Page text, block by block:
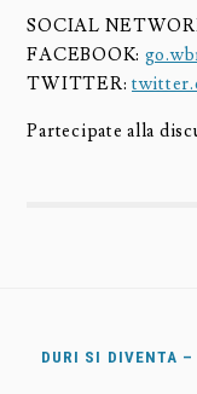
SOCIAL
FACEBOOK:
TWITTER:
Partecipate alla
DURI SI DIVENTA